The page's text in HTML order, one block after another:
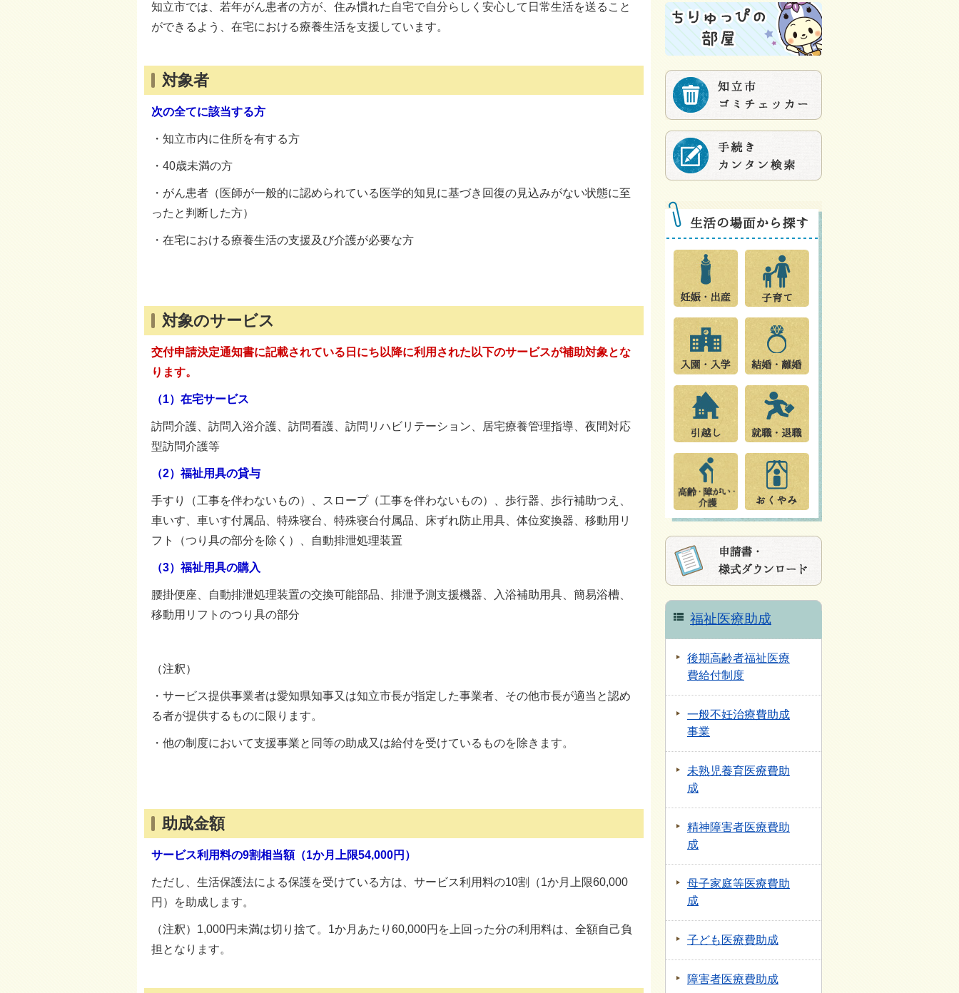
知立市では、若年がん患者の方が、住み慣れた自宅で自分らしく安心して日常生活を送ること
ができるよう、在宅における療養生活を支援しています。
対象者
次の全てに該当する方
・知立市内に住所を有する方
・40歳未満の方
・がん患者（医師が一般的に認められている医学的知見に基づき回復の見込みがない状態に至
ったと判断した方）
・在宅における療養生活の支援及び介護が必要な方
対象のサービス
交付申請決定通知書に記載されている日にち以降に利用された以下のサービスが補助対象とな
ります。
（1）在宅サービス
訪問介護、訪問入浴介護、訪問看護、訪問リハビリテーション、居宅療養管理指導、夜間対応
型訪問介護等
（2）福祉用具の貸与
手すり（工事を伴わないもの）、スロープ（工事を伴わないもの）、歩行器、歩行補助つえ、
車いす、車いす付属品、特殊寝台、特殊寝台付属品、床ずれ防止用具、体位変換器、移動用リ
フト（つり具の部分を除く）、自動排泄処理装置
（3）福祉用具の購入
腰掛便座、自動排泄処理装置の交換可能部品、排泄予測支援機器、入浴補助用具、簡易浴槽、
移動用リフトのつり具の部分
（注釈）
・サービス提供事業者は愛知県知事又は知立市長が指定した事業者、その他市長が適当と認め
る者が提供するものに限ります。
・他の制度において支援事業と同等の助成又は給付を受けているものを除きます。
助成金額
サービス利用料の9割相当額（1か月上限54,000円）
ただし、生活保護法による保護を受けている方は、サービス利用料の10割（1か月上限60,000
円）を助成します。
（注釈）1,000円未満は切り捨て。1か月あたり60,000円を上回った分の利用料は、全額自己負
担となります。
福祉医療助成
後期高齢者福祉医療
費給付制度
一般不妊治療費助成
事業
未熟児養育医療費助
成
精神障害者医療費助
成
母子家庭等医療費助
成
子ども医療費助成
障害者医療費助成